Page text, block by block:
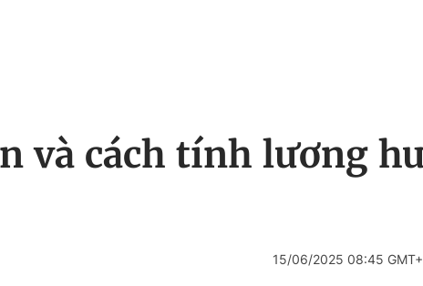
và cách tính lương
15/06/2025 08:45